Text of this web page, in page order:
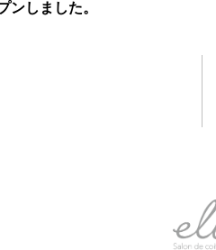
しました。